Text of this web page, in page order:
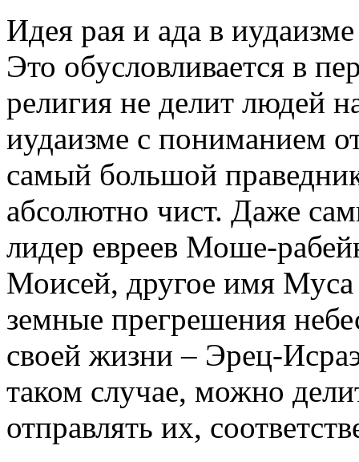
Идея рая и ада в
Это обусловливается в
религия не делит людей
иудаизме с пониманием
самый большой
абсолютно чист. Даже
лидер евреев Моше-
Моисей, другое имя Муса
земные прегрешения
своей жизни – Эрец-
таком случае, можно
отправлять их,